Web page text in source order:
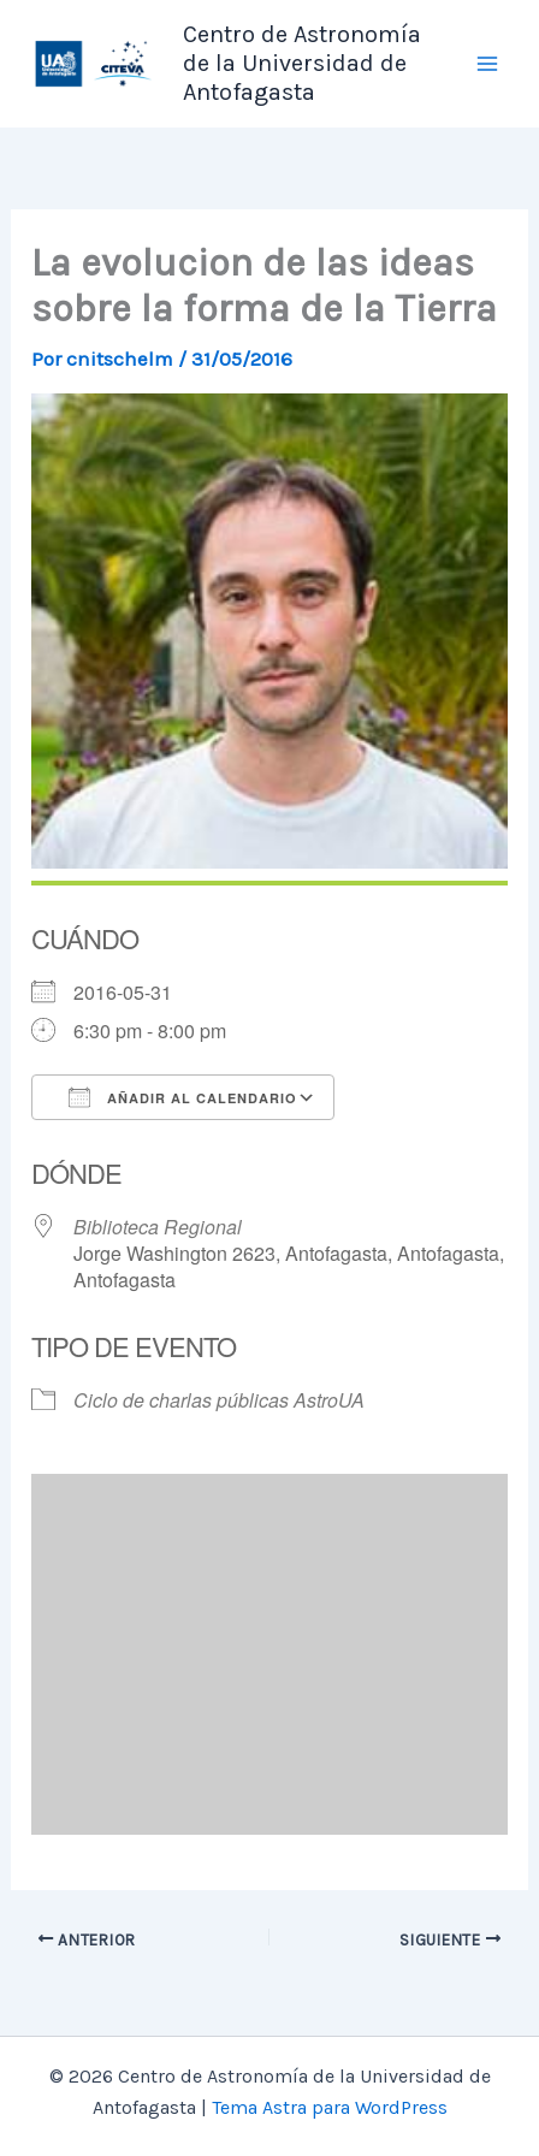
contenido
Centro de Astronomía
de la Universidad de
Antofagasta
La evolucion de las ideas
sobre la forma de la Tierra
Porcnitschelm /31/05/2016
CUÁNDO
2016-05-31
6:30 pm - 8:00 pm
AÑADIR AL CALENDARIO
DÓNDE
Biblioteca Regional
Jorge Washington 2623, Antofagasta, Antofagasta,
Antofagasta
TIPO DE EVENTO
Ciclo de charlas públicas AstroUA
ANTERIOR SIGUIENTE
© 2026 Centro de Astronomía de la Universidad de
Antofagasta | Tema Astra para WordPress